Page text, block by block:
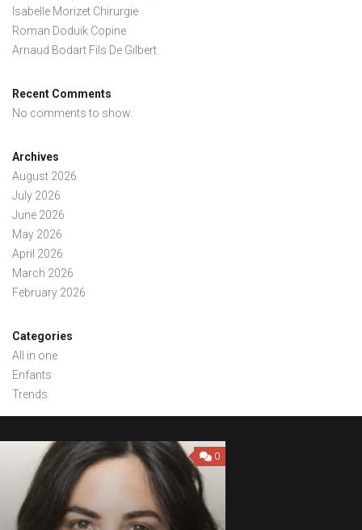
Isabelle Morizet Chirurgie
Roman Doduik Copine
Arnaud Bodart Fils De Gilbert
Recent Comments
No comments to show.
Archives
August 2026
July 2026
June 2026
May 2026
April 2026
March 2026
February 2026
Categories
All in one
Enfants
Trends
0